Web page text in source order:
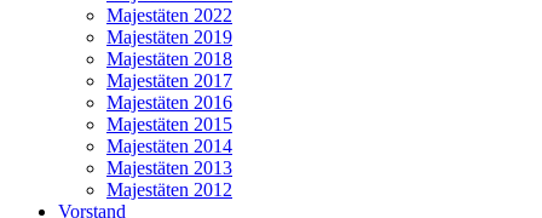
Majestäten 2022
Majestäten 2019
Majestäten 2018
Majestäten 2017
Majestäten 2016
Majestäten 2015
Majestäten 2014
Majestäten 2013
Majestäten 2012
Vorstand